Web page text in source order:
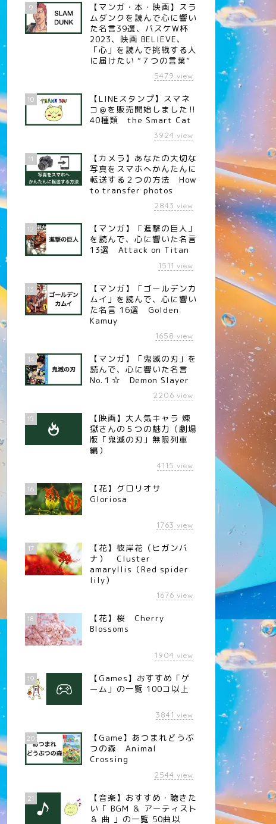
名言
【名言】成長の糧（サッカー日
本代表監督 フィリップ・トル
シエ）
名言
【名言】知恵（フランスの哲学
者 パスカル）
9
【マンガ・本・映画】スラ
ムダンクを読んで心に響い
た名言39選、バスケW杯
2023、映画 BELIEVE、
「心」を読んで挑戦する人
に届けたい “７つの言葉”
5479 view
10
【LINEスタンプ】スマネ
コ＠を販売開始しました‼︎
40種類 the Smart Cat
3924 view
11
【カメラ】あなたの大切な
写真をスマホへかんたんに
転送する２つの方法 How
to transfer photos
2843 view
12
【マンガ】「進撃の巨人」
を読んで、心に響いた名言
13選 Attack on Titan
1511 view
13
【マンガ】「ゴールデンカ
ムイ」を読んで、心に響い
た名言 16選 Golden
Kamuy
1658 view
14
【マンガ】「鬼滅の刃」を
読んで、心に響いた名言
No.１☆ Demon Slayer
2206 view
15
【映画】大人気キャラ 煉󠄁
獄さんの５つの魅力（劇場
版「鬼滅の刃」無限列車
編）
4115 view
16
【花】グロリオサ
Gloriosa
1763 view
17
【花】彼岸花（ヒガンバ
ナ） Cluster
amaryllis（Red spider
lily）
1676 view
18
【花】桜 Cherry
Blossoms
1904 view
19
【Games】おすすめ「ゲ
ーム」の一覧 100コ以上
3841 view
20
【Game】あつまれどうぶ
つの森 Animal
Crossing
2544 view
21
【音楽】おすすめ・聴きた
い「 BGM ＆ アーティスト
＆ 曲 」の一覧 50曲以